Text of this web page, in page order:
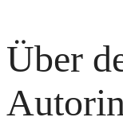
Über